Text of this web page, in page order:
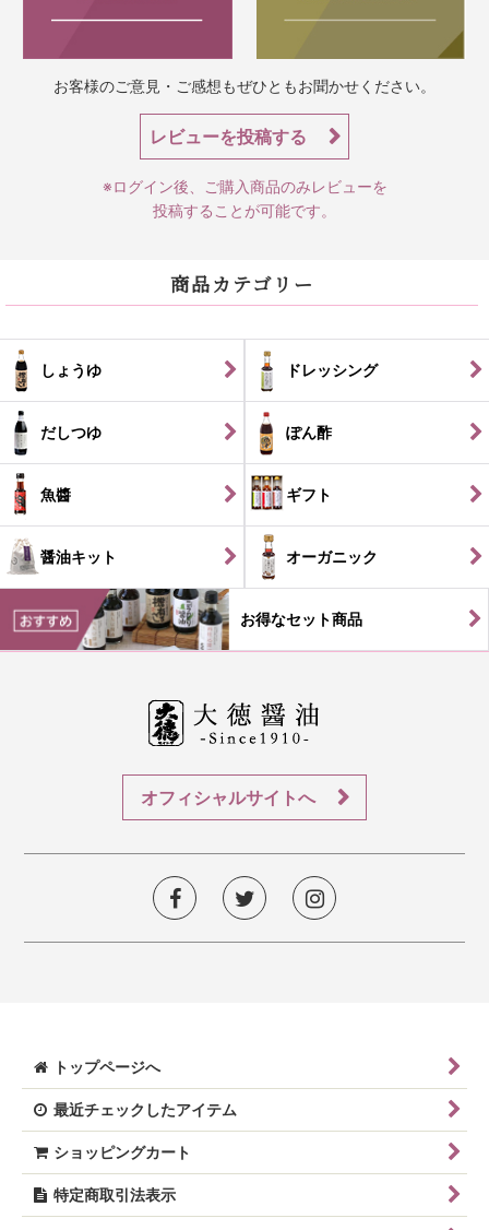
お客様のご意見・ご感想もぜひともお聞かせください。
レビューを投稿する
※ログイン後、ご購入商品のみレビューを
投稿することが可能です。
商品カテゴリー
しょうゆ ドレッシング
だしつゆ ぽん酢
魚醬 ギフト
醤油キット オーガニック
お得なセット商品
オフィシャルサイトへ
トップページへ
最近チェックしたアイテム
ショッピングカート
特定商取引法表示